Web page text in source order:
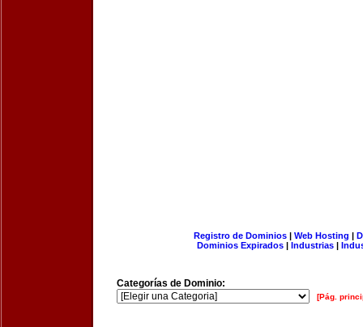
Registro de Dominios| Web Hosting |
Dominios Expirados | Industrias |
Categorías de Dominio:
[Pág.